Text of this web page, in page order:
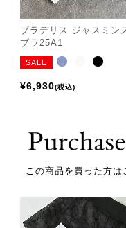
ブラデリス ジャスミン
ブラ25A1
SALE
¥6,930 税込
この商品を買った方